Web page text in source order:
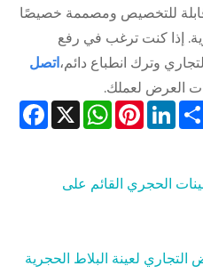
للتخصيص ومصممة خصيصًا
كنت ترغب في رفع
انطباع دائم، اتصل
لعملك.
Facebook
X
WhatsAppPinterestLinkedIn
القائم على
لعينة البلاط الحجرية